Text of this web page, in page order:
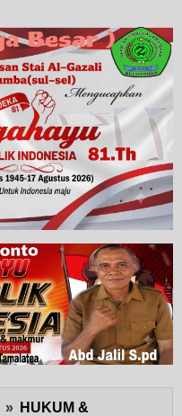
» HUKUM &